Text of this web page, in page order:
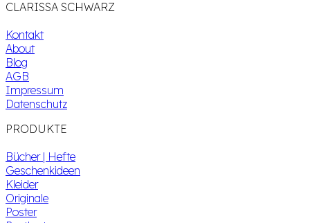
CLARISSA SCHWARZ
Kontakt
About
Blog
AGB
Impressum
Datenschutz
PRODUKTE
Bücher | Hefte
Geschenkideen
Kleider
Originale
Poster